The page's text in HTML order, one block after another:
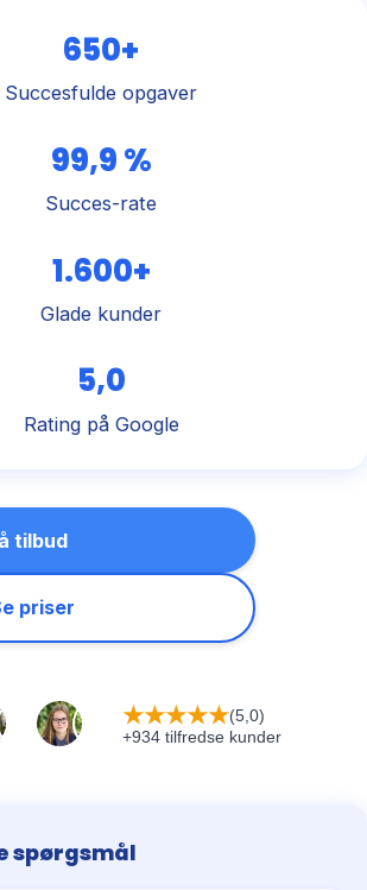
650+
Succesfulde opgaver
99,9 %
Succes-rate
1.600+
Glade kunder
5,0
Rating på Google
tilbud
priser
★★★★★(5,0)
+934 tilfredse kunder
spørgsmål